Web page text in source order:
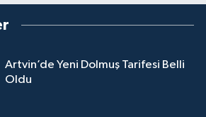
Artvin’de Yeni Dolmuş Tarifesi Belli
Oldu